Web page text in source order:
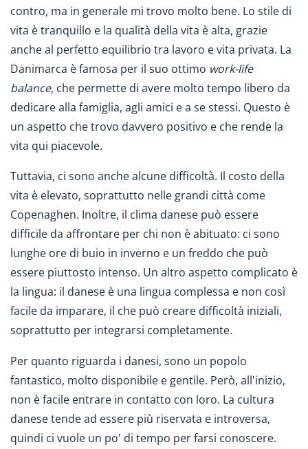
contro, ma in generale mi trovo molto bene. Lo stile di
vita è tranquillo e la qualità della vita è alta, grazie
anche al perfetto equilibrio tra lavoro e vita privata. La
Danimarca è famosa per il suo ottimo work-life
balance, che permette di avere molto tempo libero da
dedicare alla famiglia, agli amici e a se stessi. Questo è
un aspetto che trovo davvero positivo e che rende la
vita qui piacevole.
Tuttavia, ci sono anche alcune difficoltà. Il costo della
vita è elevato, soprattutto nelle grandi città come
Copenaghen. Inoltre, il clima danese può essere
difficile da affrontare per chi non è abituato: ci sono
lunghe ore di buio in inverno e un freddo che può
essere piuttosto intenso. Un altro aspetto complicato è
la lingua: il danese è una lingua complessa e non così
facile da imparare, il che può creare difficoltà iniziali,
soprattutto per integrarsi completamente.
Per quanto riguarda i danesi, sono un popolo
fantastico, molto disponibile e gentile. Però, all'inizio,
non è facile entrare in contatto con loro. La cultura
danese tende ad essere più riservata e introversa,
quindi ci vuole un po' di tempo per farsi conoscere.